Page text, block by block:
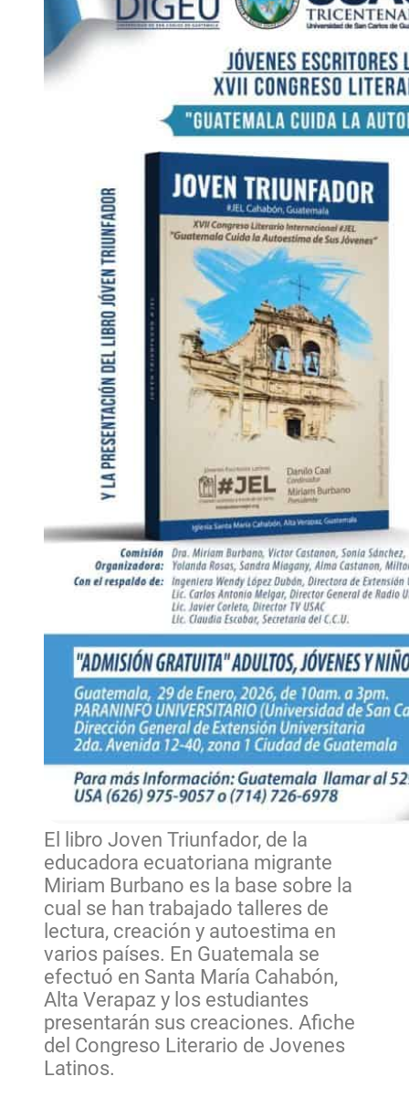
El libro Joven Triunfador, de la
educadora ecuatoriana migrante
Miriam Burbano es la base sobre la
cual se han trabajado talleres de
lectura, creación y autoestima en
varios países. En Guatemala se
efectuó en Santa María Cahabón,
Alta Verapaz y los estudiantes
presentarán sus creaciones. Afiche
del Congreso Literario de Jovenes
Latinos.